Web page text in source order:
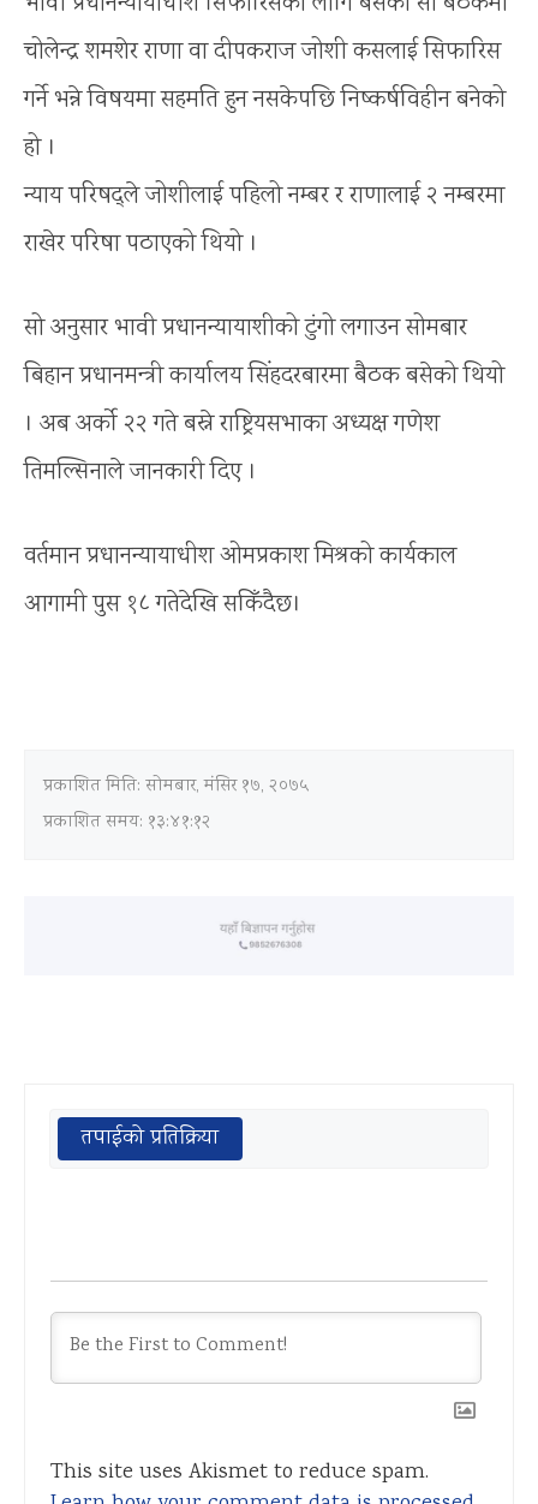
चोलेन्द्र शमशेर राणा वा दीपकराज जोशी कसलाई सिफारिस
गर्ने भन्ने विषयमा सहमति हुन नसकेपछि निष्कर्षविहीन बनेको
हो ।
न्याय परिषद्ले जोशीलाई पहिलो नम्बर र राणालाई २ नम्बरमा
राखेर परिषद्मा पठाएको थियो ।
सो अनुसार भावी प्रधानन्यायाशीको टुंगो लगाउन सोमबार
बिहान प्रधानमन्त्री कार्यालय सिंहदरबारमा बैठक बसेको थियो
। अब अर्को २२ गते बस्ने राष्ट्रियसभाका अध्यक्ष गणेश
तिमल्सिनाले जानकारी दिए ।
वर्तमान प्रधानन्यायाधीश ओमप्रकाश मिश्रको कार्यकाल
आगामी पुस १८ गतेदेखि सकिँदैछ।
प्रकाशित मिति: सोमबार, मंसिर १७, २०७५
प्रकाशित समय: १३:४१:१२
तपाईको प्रतिक्रिया
This site uses Akismet to reduce spam.